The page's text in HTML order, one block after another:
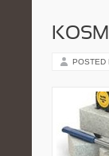
POSTED